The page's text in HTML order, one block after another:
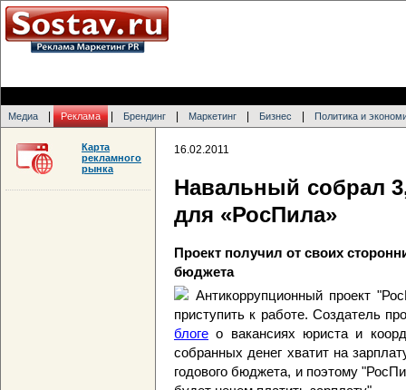
Медиа Реклама Брендинг Маркетинг Бизнес Политика и
16.02.2011
Навальный собрал
для «РосПила»
Проект получил от своих
бюджета
Антикоррупционный проект
приступить к работе. Создатель
блоге о вакансиях юриста и
собранных денег хватит на
годового бюджета, и поэтому
Карта
рекламного
рынка